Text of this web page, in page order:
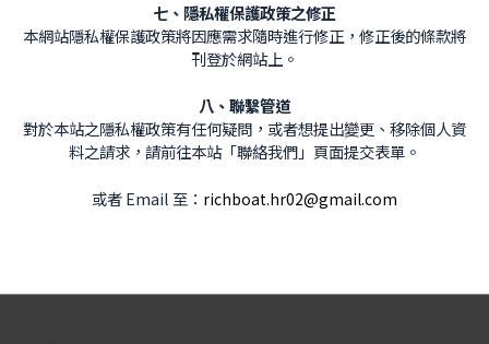
七、隱私權保護政策之修正
本網站隱私權保護政策將因應需求隨時進行修正，修正後的條款將
刊登於網站上。
八、聯繫管道
對於本站之隱私權政策有任何疑問，或者想提出變更、移除個人資
料之請求，請前往本站「聯絡我們」頁面提交表單。
或者 Email 至： richboat.hr02@gmail.com